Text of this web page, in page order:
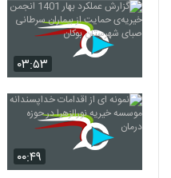
۰۳:۵۳
۰۰:۴۹